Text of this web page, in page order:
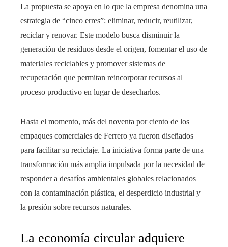
La propuesta se apoya en lo que la empresa denomina una
estrategia de “cinco erres”: eliminar, reducir, reutilizar,
reciclar y renovar. Este modelo busca disminuir la
generación de residuos desde el origen, fomentar el uso de
materiales reciclables y promover sistemas de
recuperación que permitan reincorporar recursos al
proceso productivo en lugar de desecharlos.
Hasta el momento, más del noventa por ciento de los
empaques comerciales de Ferrero ya fueron diseñados
para facilitar su reciclaje. La iniciativa forma parte de una
transformación más amplia impulsada por la necesidad de
responder a desafíos ambientales globales relacionados
con la contaminación plástica, el desperdicio industrial y
la presión sobre recursos naturales.
La economía circular adquiere